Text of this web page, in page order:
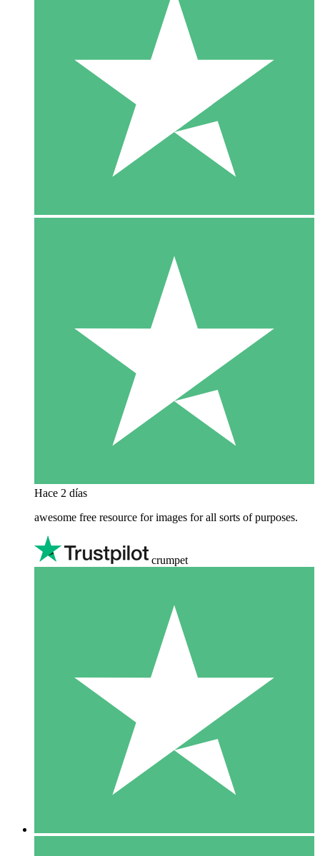
Hace 2 días
awesome free resource for images for all sorts of purposes.
crumpet